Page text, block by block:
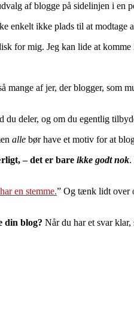
af blogge på sidelinjen i en
enkelt ikke plads til at modtage
for mig. Jeg kan lide at
mange af jer, der blogger, som
du deler, og om du egentlig
alle bør have et motiv for at
– det er bare ikke godt nok.
en stemme.” Og tænk lidt over
din blog? Når du har et svar